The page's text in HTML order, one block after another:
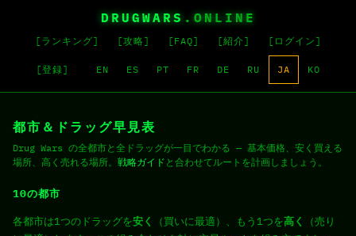
DRUGWARS .ONLINE
[ランキング] [攻略] [FAQ] [紹介] [ログイン]
[登録] EN ES PT FR DE RU JA KO
都市＆ドラッグ早見表
Drug Wars の全都市と全ドラッグが一目でわかる — 基本価格、安く買える
場所、高く売れる場所。 戦略ガイド と合わせてルートを計画しましょう。
10の都市
各都市は1つのドラッグを安く （買いに最適）、もう1つを高く
（売り